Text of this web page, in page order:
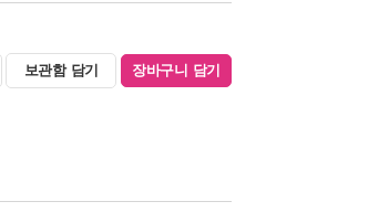
보관함 담기 장바구니 담기